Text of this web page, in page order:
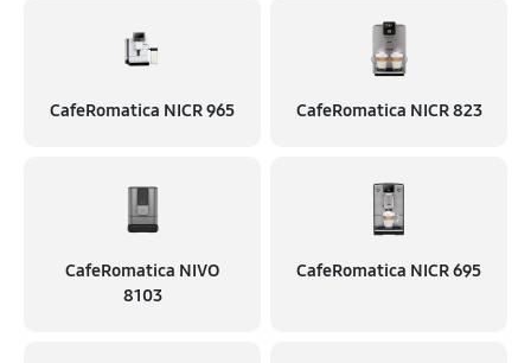
CafeRomatica NICR 965 CafeRomatica NICR 823
CafeRomatica NIVO
8103
CafeRomatica NICR 695